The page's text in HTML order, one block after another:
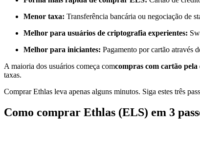
Junte-se aos principais traders
Menor taxa: Transferência bancária ou negociação de
Melhor para usuários de criptografia experientes:
Melhor para iniciantes: Pagamento por cartão através
A maioria dos usuários começa comcompras com cartão pela
taxas.
Comprar Ethlas leva apenas alguns minutos. Siga estes três
Como comprar Ethlas (ELS) em 3